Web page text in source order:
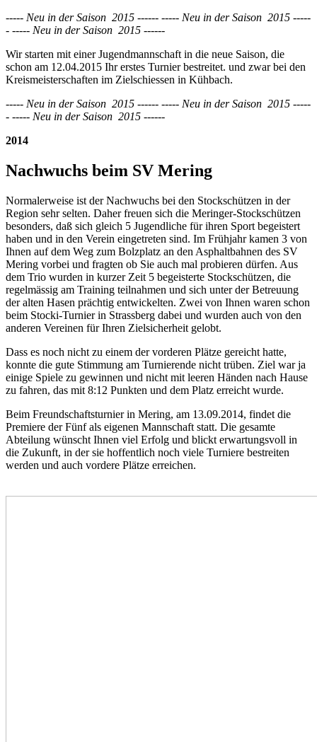
----- Neu in der Saison 2015 ------ ----- Neu in der Saison 2015 -----
- ----- Neu in der Saison 2015 ------
Wir starten mit einer Jugendmannschaft in die neue Saison, die
schon am 12.04.2015 Ihr erstes Turnier bestreitet. und zwar bei den
Kreismeisterschaften im Zielschiessen in Kühbach.
----- Neu in der Saison 2015 ------ ----- Neu in der Saison 2015 -----
- ----- Neu in der Saison 2015 ------
2014
Nachwuchs beim SV Mering
Normalerweise ist der Nachwuchs bei den Stockschützen in der
Region sehr selten. Daher freuen sich die Meringer-Stockschützen
besonders, daß sich gleich 5 Jugendliche für ihren Sport begeistert
haben und in den Verein eingetreten sind. Im Frühjahr kamen 3 von
Ihnen auf dem Weg zum Bolzplatz an den Asphaltbahnen des SV
Mering vorbei und fragten ob Sie auch mal probieren dürfen. Aus
dem Trio wurden in kurzer Zeit 5 begeisterte Stockschützen, die
regelmässig am Training teilnahmen und sich unter der Betreuung
der alten Hasen prächtig entwickelten. Zwei von Ihnen waren schon
beim Stocki-Turnier in Strassberg dabei und wurden auch von den
anderen Vereinen für Ihren Zielsicherheit gelobt.
Dass es noch nicht zu einem der vorderen Plätze gereicht hatte,
konnte die gute Stimmung am Turnierende nicht trüben. Ziel war ja
einige Spiele zu gewinnen und nicht mit leeren Händen nach Hause
zu fahren, das mit 8:12 Punkten und dem Platz erreicht wurde.
Beim Freundschaftsturnier in Mering, am 13.09.2014, findet die
Premiere der Fünf als eigenen Mannschaft statt. Die gesamte
Abteilung wünscht Ihnen viel Erfolg und blickt erwartungsvoll in
die Zukunft, in der sie hoffentlich noch viele Turniere bestreiten
werden und auch vordere Plätze erreichen.